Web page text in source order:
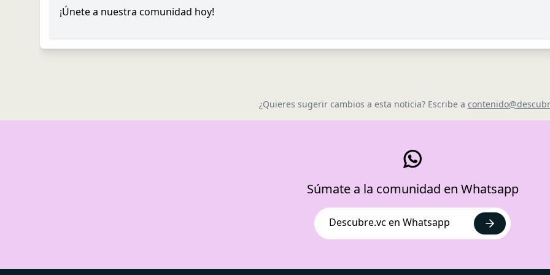
¡Únete a nuestra comunidad hoy!
¿Quieres sugerir cambios a esta noticia? Escribe a
Súmate a la comunidad en Whatsapp
Descubre.vc en Whatsapp